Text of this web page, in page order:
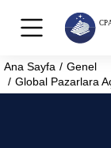
You are here:
Ana Sayfa
Genel
Global Pazarlara